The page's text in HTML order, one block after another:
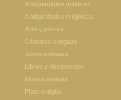
Máquinas de escribir antiguas
Calculadoras antiguas
Teléfonos y Telégrafos antiguos
Antigüedades militares
Espadas antiguas
Medallas y condecoraciones
Cascos militares
Otros artículos militares
Antigüedades religiosas
Antigüedades religiosas
Arte y pintura
Pintura antigua
Pintura contemporánea
Grabados antiguos y mapas
Cámaras antiguas
Cámaras antiguas
Joyas antiguas
Joyas antiguas
Libros y documentos
Libros antiguos
Fotografia antigua
Música antigua
Gramófonos antiguos
Plata antigua